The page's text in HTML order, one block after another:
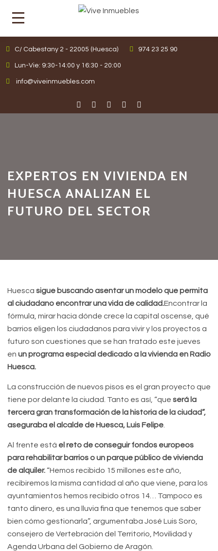
C/ Cabestany 2 - 22005 (Huesca) 974 23 25 90
Lun-Vie: 9:30-14:00 y 16:30 - 20:00
info@viveinmuebles.com
EXPERTOS EN VIVIENDA EN
HUESCA ANALIZAN EL
FUTURO DEL SECTOR
Huesca sigue buscando asentar un modelo que permita
al ciudadano encontrar una vida de calidad.Encontrar la
fórmula, mirar hacia dónde crece la capital oscense, qué
barrios eligen los ciudadanos para vivir y los proyectos a
futuro son cuestiones que se han tratado este jueves
en un programa especial dedicado a la vivienda en Radio
Huesca.
La construcción de nuevos pisos es el gran proyecto que
tiene por delante la ciudad. Tanto es así, “que será la
tercera gran transformación de la historia de la ciudad”,
aseguraba el alcalde de Huesca, Luis Felipe
Al frente está el reto de conseguir fondos europeos
para rehabilitar barrios o un parque público de vivienda
de alquiler.“Hemos recibido 15 millones este año,
recibiremos la misma cantidad al año que viene, para los
ayuntamientos hemos recibido otros 14… Tampoco es
tanto dinero, es una lluvia fina que tenemos que saber
bien cómo gestionarla”, argumentaba José Luis Soro,
consejero de Vertebración del Territorio, Movilidad y
Agenda Urbana del Gobierno de Aragón.